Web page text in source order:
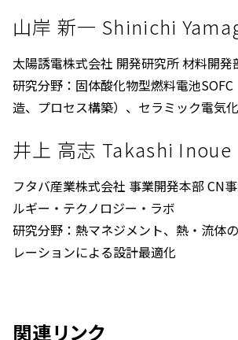
山岸 新一 Shinichi
太陽誘電株式会社 開発研究所 材料開発
研究分野：固体酸化物型燃料電池
造、プロセス構築）、セラミック電気
井上 高志 Takashi Inoue
フタバ産業株式会社 事業開発本部 CN
ルギー・テクノロジー・ラボ
研究分野：熱マネジメント、熱・流体
レーションによる設計最適化
関連リンク